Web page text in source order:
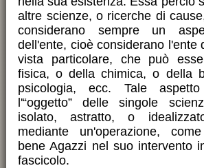
altre scienze, o ricerche di
considerano sempre un
dell'ente, cioè considerano l'ente
vista particolare, che può
fisica, o della chimica, o della
psicologia, ecc. Tale
l'“oggetto” delle singole
isolato, astratto, o
mediante un'operazione,
bene Agazzi nel suo intervento
fascicolo.